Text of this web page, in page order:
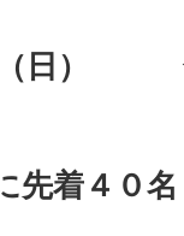
） 午後
先着４０